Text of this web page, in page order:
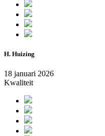
H. Huizing
18 januari 2026
Kwaliteit